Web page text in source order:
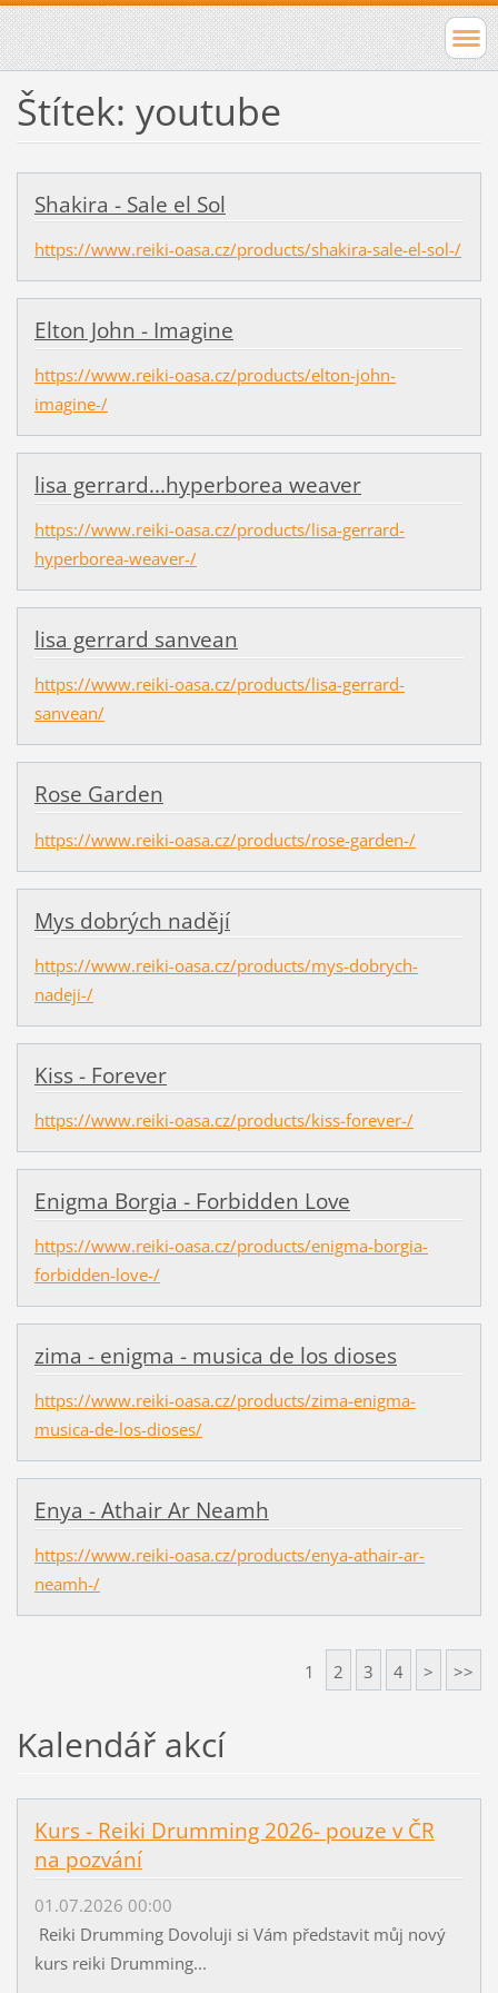
Štítek: youtube
Shakira - Sale el Sol
https://www.reiki-oasa.cz/products/shakira-sale-el-sol-/
Elton John - Imagine
https://www.reiki-oasa.cz/products/elton-john-
imagine-/
lisa gerrard...hyperborea weaver
https://www.reiki-oasa.cz/products/lisa-gerrard-
hyperborea-weaver-/
lisa gerrard sanvean
https://www.reiki-oasa.cz/products/lisa-gerrard-
sanvean/
Rose Garden
https://www.reiki-oasa.cz/products/rose-garden-/
Mys dobrých nadějí
https://www.reiki-oasa.cz/products/mys-dobrych-
nadeji-/
Kiss - Forever
https://www.reiki-oasa.cz/products/kiss-forever-/
Enigma Borgia - Forbidden Love
https://www.reiki-oasa.cz/products/enigma-borgia-
forbidden-love-/
zima - enigma - musica de los dioses
https://www.reiki-oasa.cz/products/zima-enigma-
musica-de-los-dioses/
Enya - Athair Ar Neamh
https://www.reiki-oasa.cz/products/enya-athair-ar-
neamh-/
1 2 3 4 > >>
Kalendář akcí
Kurs - Reiki Drumming 2026- pouze v ČR
na pozvání
01.07.2026 00:00
Reiki Drumming Dovoluji si Vám představit můj nový
kurs reiki Drumming...